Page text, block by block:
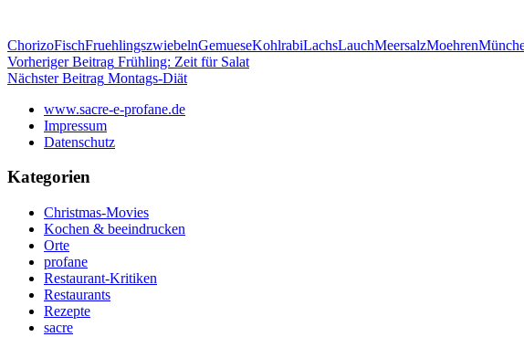
ChorizoFischFruehlingszwiebelnGemueseKohlrabiLachsLauchMeersalzMoehren
Beitragsnavigation
Vorheriger Beitrag Frühling: Zeit für Salat
Nächster Beitrag Montags-Diät
www.sacre-e-profane.de
Impressum
Datenschutz
Kategorien
Christmas-Movies
Kochen & beeindrucken
Orte
profane
Restaurant-Kritiken
Restaurants
Rezepte
sacre